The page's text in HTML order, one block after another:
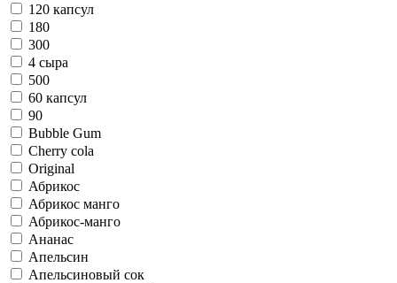
120 капсул
180
300
4 сыра
500
60 капсул
90
Bubble Gum
Cherry cola
Original
Абрикос
Абрикос манго
Абрикос-манго
Ананас
Апельсин
Апельсиновый сок